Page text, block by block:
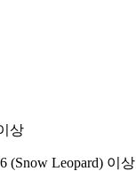
상
(Snow Leopard) 이상